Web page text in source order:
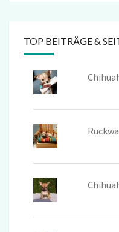
TOP BEITRÄGE &